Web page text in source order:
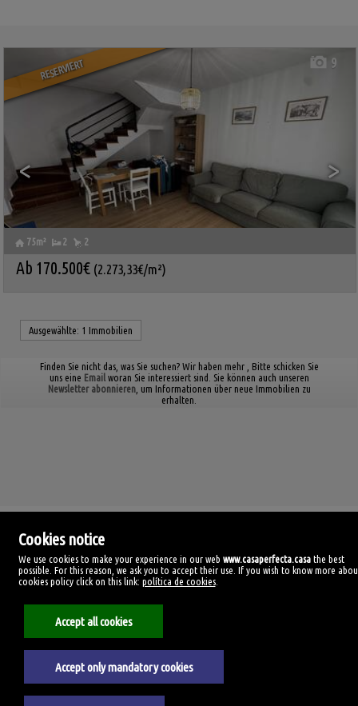
RESERVIERT
< >
9
75m² 2 2
Ab 170.500€ (2.273,33€/m²)
Ausgewählte: 1 Immobilien
Finden Sie nicht das, was Sie suchen? Wir haben mehr
, Bitte schicken Sie
uns eine Email woran Sie interessiert sind. Sie können auch unseren
Newsletter abonnieren, um Informationen über neue Immobilien zu
erhalten.
Casa Perfecta
35500 Arrecife, Las Palmas
928385059
Impressum
Datenschutzerklärung
Cookies notice
We use cookies to make your experience in our web www.casaperfecta.casathe best
possible. For this reason, we ask you to accept their use. If you wish to know more
cookies policy click on this link: política de cookies.
Accept all cookies
Accept only mandatory cookies